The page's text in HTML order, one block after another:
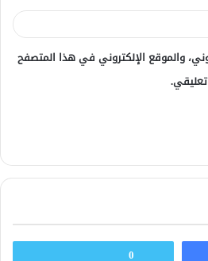
والموقع الإلكتروني في هذا المتصفح
0